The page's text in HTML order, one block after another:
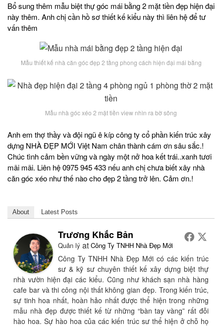
Bổ sung thêm mẫu biệt thự góc mái bằng 2 mặt tiền đẹp hiện đại
này thêm. Anh chị cần hồ sơ thiết kế kiểu này thì liên hệ để tư
vấn thêm
Mẫu thiết kế nhà căn góc đẹp 2 tầng phong cách hiện đại mái bằng
Mẫu nhà góc xéo 2 mặt tiền view nhìn ra bờ sông
Anh em thợ thầy và đội ngũ ê kíp công ty cổ phần kiến trúc xây
dựng NHÀ ĐẸP MỚI Việt Nam chân thành cám ơn sâu sắc.!
Chúc tình cảm bền vững và ngày một nở hoa kết trái..xanh tươi
mãi mãi. Liên hệ 0975 945 433 nếu anh chị chưa biết xây nhà
căn góc xéo như thế nào cho đẹp 2 tầng trở lên. Cảm ơn.!
About Latest Posts
Trương Khắc Bản
Quản lý at Công Ty TNHH Nhà Đẹp Mới
Công Ty TNHH Nhà Đẹp Mới có các kiến trúc
sư & kỹ sư chuyên thiết kế xây dựng biệt thự
nhà vườn hiện đại các kiểu. Cũng như khách sạn nhà hàng
cafe bar và thi công nội thất không gian đẹp. Trong kiến trúc,
sự tinh hoa nhất, hoàn hảo nhất được thể hiện trong những
mẫu nhà đẹp được thiết kế từ những “bàn tay vàng” rất đỗi
hào hoa. Sự hào hoa của các kiến trúc sư thể hiện ở chỗ họ